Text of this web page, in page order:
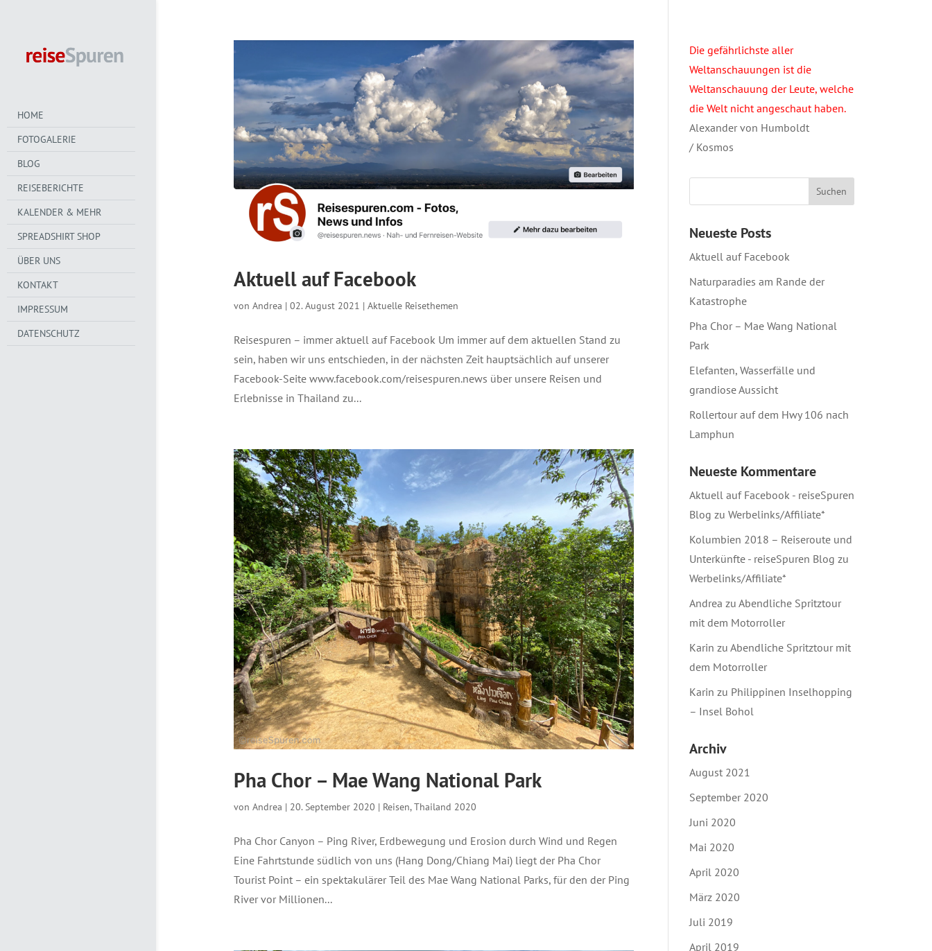
HOME
FOTOGALERIE
BLOG
REISEBERICHTE
KALENDER & MEHR
SPREADSHIRT SHOP
ÜBER UNS
KONTAKT
IMPRESSUM
DATENSCHUTZ
Aktuell auf Facebook
von Andrea | 02. August 2021 | Aktuelle Reisethemen
Reisespuren – immer aktuell auf Facebook Um immer auf dem aktuellen Stand zu
sein, haben wir uns entschieden, in der nächsten Zeit hauptsächlich auf unserer
Facebook-Seite www.facebook.com/reisespuren.news über unsere Reisen und
Erlebnisse in Thailand zu...
Pha Chor – Mae Wang National Park
von Andrea | 20. September 2020 | Reisen,Thailand 2020
Pha Chor Canyon – Ping River, Erdbewegung und Erosion durch Wind und Regen
Eine Fahrtstunde südlich von uns (Hang Dong/Chiang Mai) liegt der Pha Chor
Tourist Point – ein spektakulärer Teil des Mae Wang National Parks, für den der Ping
River vor Millionen...
Die gefährlichste aller
Weltanschauungen ist die
Weltanschauung der Leute, welche
die Welt nicht angeschaut haben.
Alexander von Humboldt
/ Kosmos
Neueste Posts
Aktuell auf Facebook
Naturparadies am Rande der
Katastrophe
Pha Chor – Mae Wang National
Park
Elefanten, Wasserfälle und
grandiose Aussicht
Rollertour auf dem Hwy 106 nach
Lamphun
Neueste Kommentare
Aktuell auf Facebook - reiseSpuren
Blog zu Werbelinks/Affiliate*
Kolumbien 2018 – Reiseroute und
Unterkünfte - reiseSpuren Blog zu
Werbelinks/Affiliate*
Andrea zu Abendliche Spritztour
mit dem Motorroller
Karin zu Abendliche Spritztour mit
dem Motorroller
Karin zu Philippinen Inselhopping
– Insel Bohol
Archiv
August 2021
September 2020
Juni 2020
Mai 2020
April 2020
März 2020
Juli 2019
April 2019